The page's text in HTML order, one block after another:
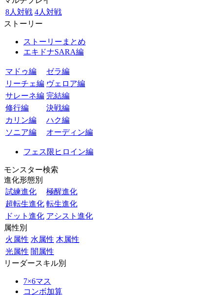
8人対戦 4人対戦
ストーリー
ストーリーまとめ
エキドナSARA編
マドゥ編
ゼラ編
リーチェ編 ヴェロア編
サレーネ編 完結編
修行編
決戦編
カリン編
ハク編
ソニア編
オーディン編
フェス限ヒロイン編
モンスター検索
進化形態別
試練進化
極醒進化
超転生進化 転生進化
ドット進化 アシスト進化
属性別
火属性 水属性 木属性
光属性 闇属性
リーダースキル別
7×6マス
コンボ加算